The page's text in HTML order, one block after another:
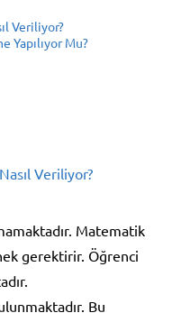
Veriliyor?
Yapılıyor Mu?
Veriliyor?
Matematik
gerektirir. Öğrenci
Bu